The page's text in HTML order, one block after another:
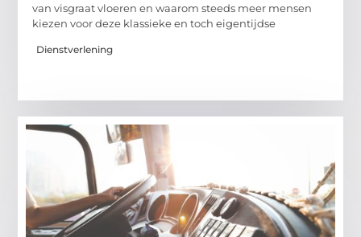
van visgraat vloeren en waarom steeds meer mensen
kiezen voor deze klassieke en toch eigentijdse
Dienstverlening